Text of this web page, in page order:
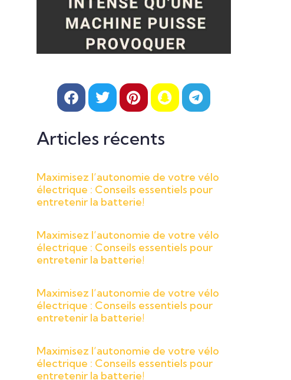
Articles récents
Maximisez l’autonomie de votre vélo
électrique : Conseils essentiels pour
entretenir la batterie!
Maximisez l’autonomie de votre vélo
électrique : Conseils essentiels pour
entretenir la batterie!
Maximisez l’autonomie de votre vélo
électrique : Conseils essentiels pour
entretenir la batterie!
Maximisez l’autonomie de votre vélo
électrique : Conseils essentiels pour
entretenir la batterie!